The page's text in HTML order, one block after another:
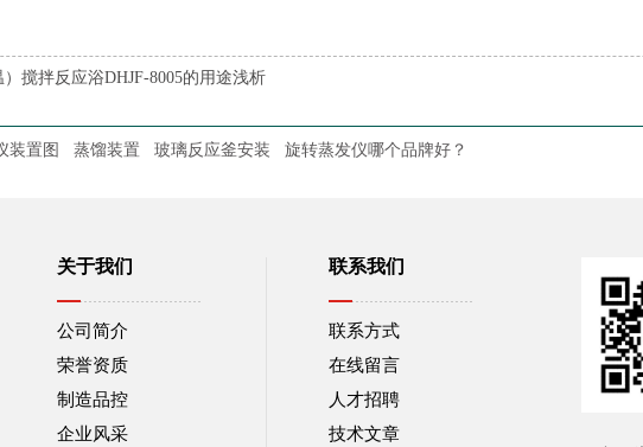
搅拌反应浴DHJF-8005的用途浅析
装置图 蒸馏装置 玻璃反应釜安装 旋转蒸发仪哪个品牌好？
关于我们
公司简介
荣誉资质
制造品控
企业风采
联系我们
联系方式
在线留言
人才招聘
技术文章